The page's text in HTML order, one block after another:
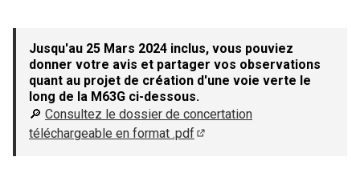
Jusqu'au 25 Mars 2024 inclus, vous pouviez
donner votre avis et partager vos observations
quant au projet de création d'une voie verte le
long de la M63G ci-dessous.
🔎 Consultez le dossier de concertation
téléchargeable en format .pdf